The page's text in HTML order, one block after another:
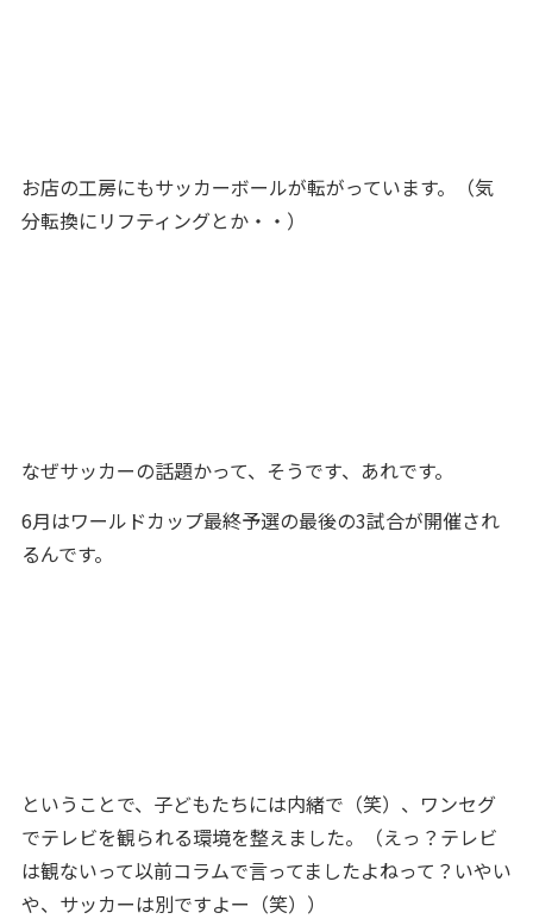
お店の工房にもサッカーボールが転がっています。（気
分転換にリフティングとか・・）
なぜサッカーの話題かって、そうです、あれです。
6月はワールドカップ最終予選の最後の3試合が開催され
るんです。
ということで、子どもたちには内緒で（笑）、ワンセグ
でテレビを観られる環境を整えました。（えっ？テレビ
は観ないって以前コラムで言ってましたよねって？いやい
や、サッカーは別ですよー（笑））